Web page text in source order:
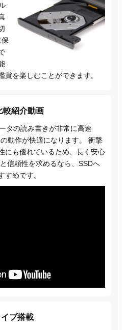
賞を楽しむことができます。
較紹介動画
タの読み書きが非常に高速
動作が快適になります。 衝撃
にも優れているため、長く安心
信頼性を求めるなら、SSDへ
すめです。
ブ搭載